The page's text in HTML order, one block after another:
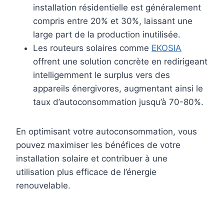
installation résidentielle est généralement
compris entre 20% et 30%, laissant une
large part de la production inutilisée.
Les routeurs solaires comme EKOSIA
offrent une solution concrète en redirigeant
intelligemment le surplus vers des
appareils énergivores, augmentant ainsi le
taux d’autoconsommation jusqu’à 70-80%.
En optimisant votre autoconsommation, vous
pouvez maximiser les bénéfices de votre
installation solaire et contribuer à une
utilisation plus efficace de l’énergie
renouvelable.